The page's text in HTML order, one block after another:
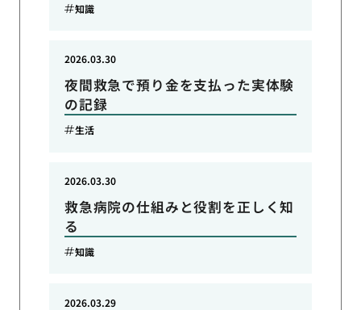
知識
夜間救急で預り金を支払った実体験
の記録
2026.03.30
生活
救急病院の仕組みと役割を正しく知
る
2026.03.30
知識
2026.03.29